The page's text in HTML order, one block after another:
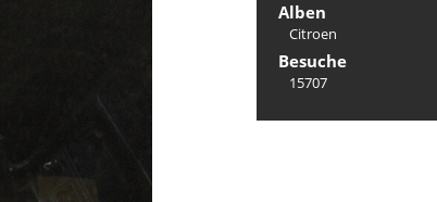
Alben
Citroen
Besuche
15707